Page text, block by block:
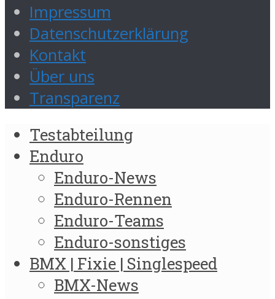
Impressum
Datenschutzerklärung
Kontakt
Über uns
Transparenz
Testabteilung
Enduro
Enduro-News
Enduro-Rennen
Enduro-Teams
Enduro-sonstiges
BMX | Fixie | Singlespeed
BMX-News